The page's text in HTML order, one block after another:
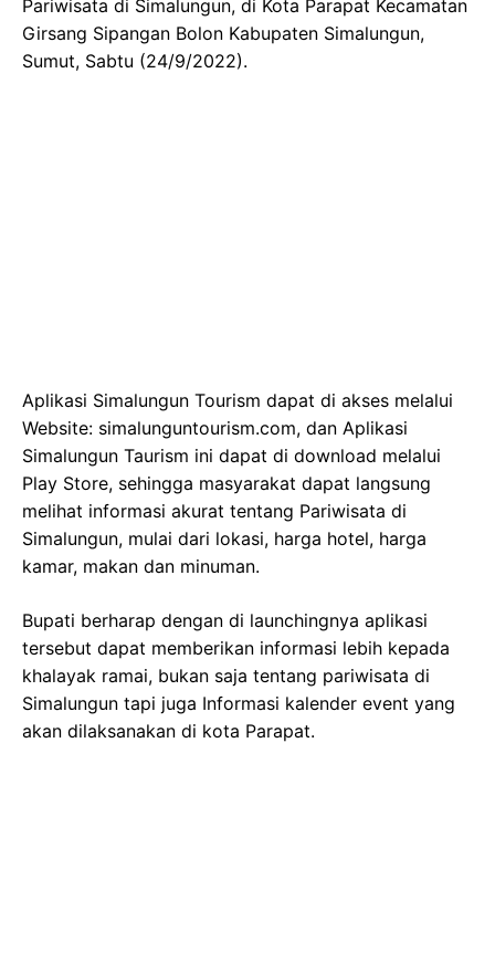
Pariwisata di Simalungun, di Kota Parapat Kecamatan
Girsang Sipangan Bolon Kabupaten Simalungun,
Sumut, Sabtu (24/9/2022).
Aplikasi Simalungun Tourism dapat di akses melalui
Website: simalunguntourism.com, dan Aplikasi
Simalungun Taurism ini dapat di download melalui
Play Store, sehingga masyarakat dapat langsung
melihat informasi akurat tentang Pariwisata di
Simalungun, mulai dari lokasi, harga hotel, harga
kamar, makan dan minuman.
Bupati berharap dengan di launchingnya aplikasi
tersebut dapat memberikan informasi lebih kepada
khalayak ramai, bukan saja tentang pariwisata di
Simalungun tapi juga Informasi kalender event yang
akan dilaksanakan di kota Parapat.